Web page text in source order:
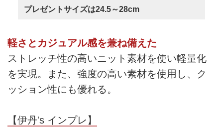
プレゼントサイズは24.5～28cm
軽さとカジュアル感を兼ね備えた
ストレッチ性の高いニット素材を使い軽量化
を実現。また、強度の高い素材を使用し、ク
ッション性にも優れる。
【伊丹's インプレ】